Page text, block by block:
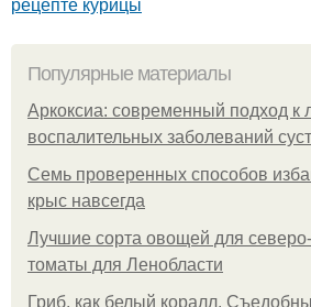
Популярные материалы
Аркоксиа: современный подход к
воспалительных заболеваний
Семь проверенных способов
крыс навсегда
Лучшие сорта овощей для
томаты для Ленобласти
Гриб, как белый коралл.